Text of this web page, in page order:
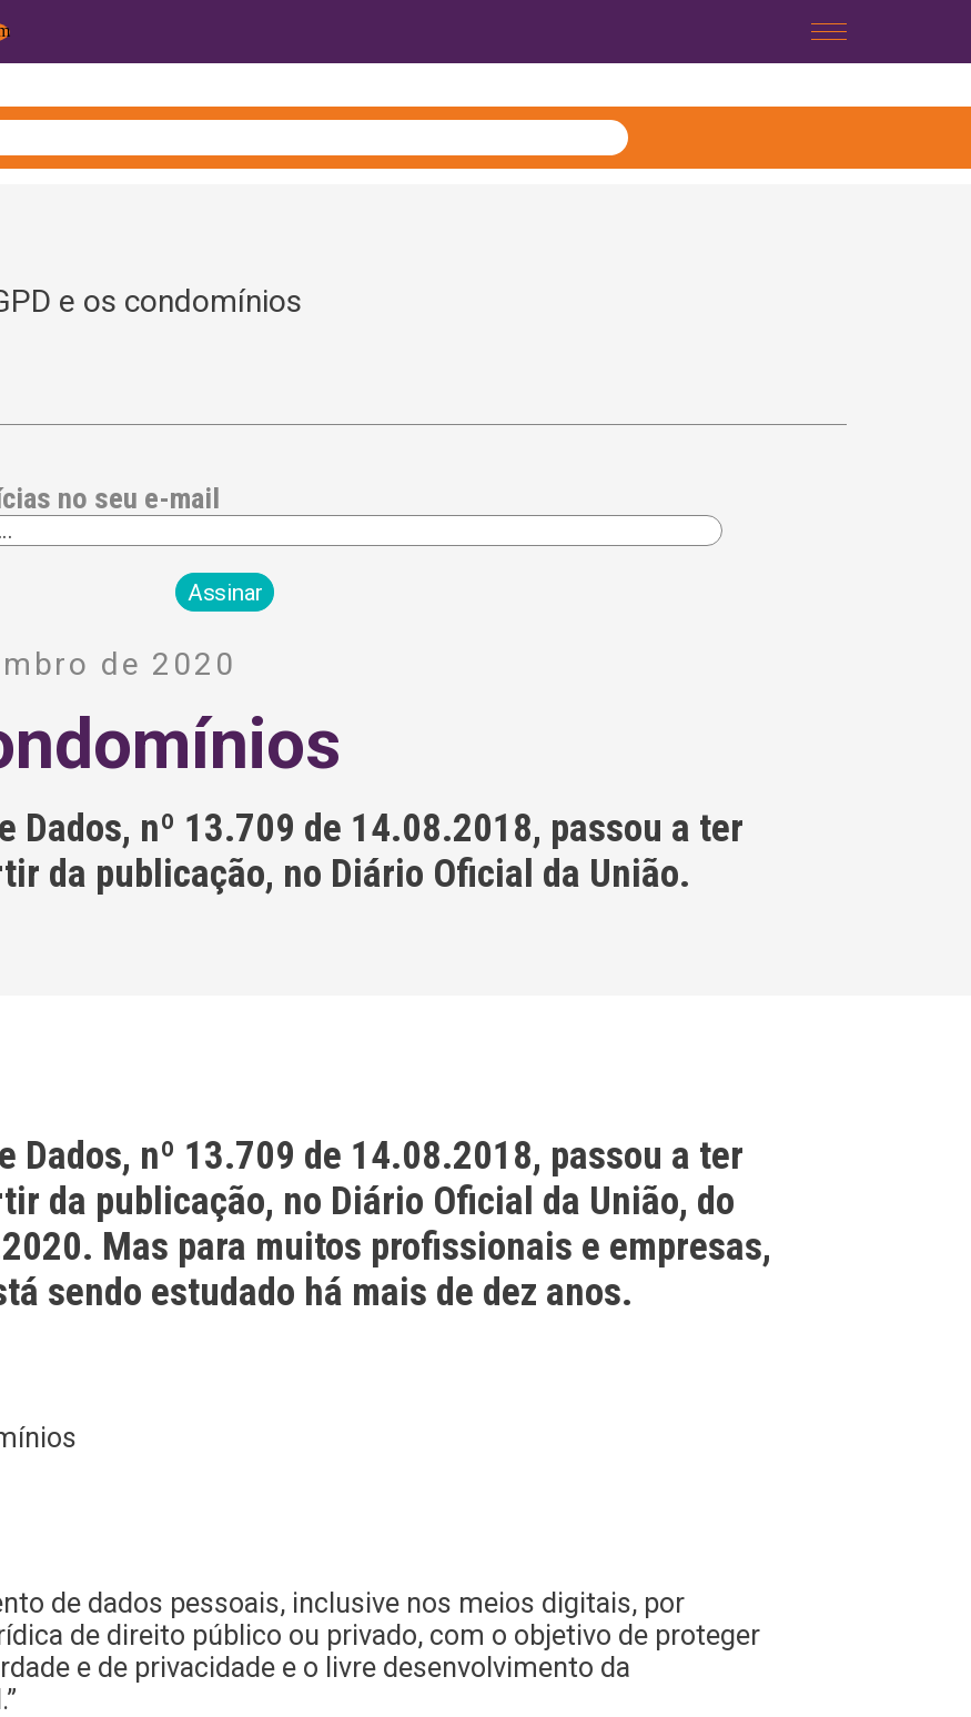
e os condomínios
no seu e-mail
de 2020
Dados, nº 13.709 de 14.08.2018, passou a ter
da publicação, no Diário Oficial da União.
Dados, nº 13.709 de 14.08.2018, passou a ter
da publicação, no Diário Oficial da União, do
Mas para muitos profissionais e empresas,
sendo estudado há mais de dez anos.
de dados pessoais, inclusive nos meios digitais, por
de direito público ou privado, com o objetivo de proteger
e de privacidade e o livre desenvolvimento da